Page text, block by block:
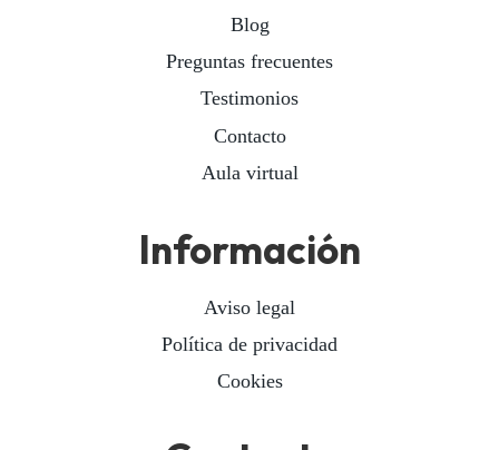
Blog
Preguntas frecuentes
Testimonios
Contacto
Aula virtual
Información
Aviso legal
Política de privacidad
Cookies